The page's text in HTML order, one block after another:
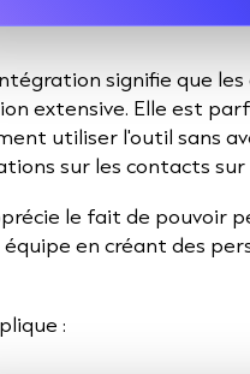
signifie que les
extensive. Elle est
utiliser l'outil sans
sur les contacts
le fait de pouvoir
équipe en créant des
: